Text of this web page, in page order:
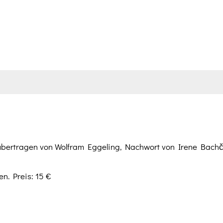
von Wolfram Eggeling, Nachwort von Irene
Preis: 15 €